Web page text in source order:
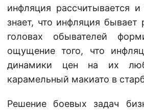
инфляция рассчитывается
знает, что инфляция бывает
головах обывателей
ощущение того, что
динамики цен на их
карамельный макиато в
Решение боевых задач